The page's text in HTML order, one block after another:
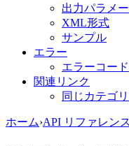
出力パラメ
XML形式
サンプル
エラー
エラーコード
関連リンク
同じカテゴ
ホーム›API リファレンス